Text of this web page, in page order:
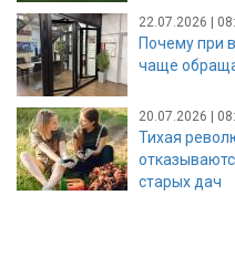
22.07.2026 |
Почему при
чаще
20.07.2026 |
Тихая
старых дач